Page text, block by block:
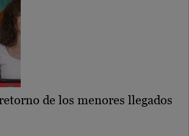
de los menores llegados